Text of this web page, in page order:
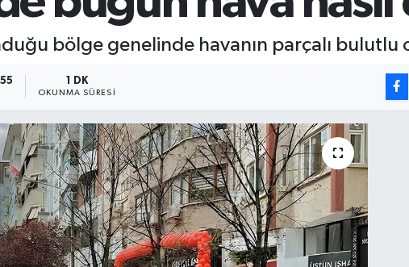
bölge genelinde havanın parçalı bulutlu
1 DK
OKUNMA SÜRESI